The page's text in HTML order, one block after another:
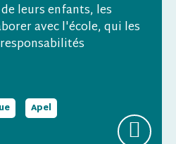
leurs enfants, les
avec l'école, qui les
Apel